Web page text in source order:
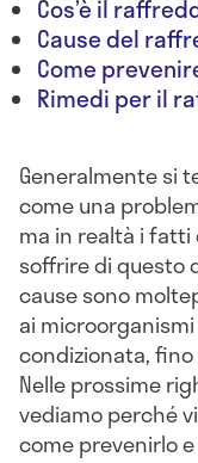
Cos’è il
Cause del
Come
Rimedi per il
Generalmente si
come una
ma in realtà i
soffrire di questo
cause sono
ai
condizionata,
Nelle prossime
vediamo perché
come prevenirlo